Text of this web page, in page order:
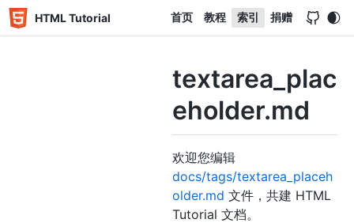
HTML Tutorial 首页 教程 索引 捐赠
textarea_plac
eholder.md
欢迎您编辑
docs/tags/textarea_placeh
older.md 文件，共建 HTML
Tutorial 文档。